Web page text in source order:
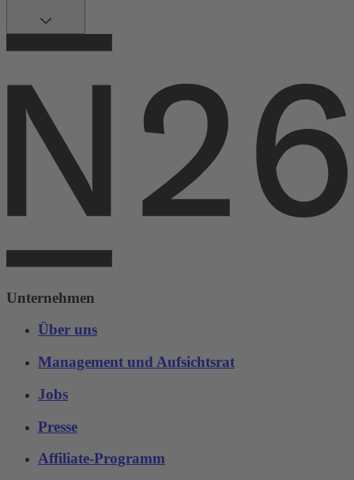
Unternehmen
Über uns
Management und Aufsichtsrat
Jobs
Presse
Affiliate-Programm